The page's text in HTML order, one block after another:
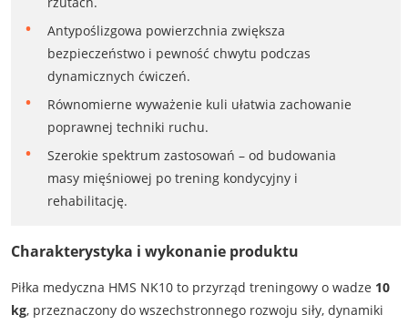
Antypoślizgowa powierzchnia zwiększa
bezpieczeństwo i pewność chwytu podczas
dynamicznych ćwiczeń.
Równomierne wyważenie kuli ułatwia zachowanie
poprawnej techniki ruchu.
Szerokie spektrum zastosowań – od budowania
masy mięśniowej po trening kondycyjny i
rehabilitację.
Charakterystyka i wykonanie produktu
Piłka medyczna HMS NK10 to przyrząd treningowy o wadze 10
kg, przeznaczony do wszechstronnego rozwoju siły, dynamiki